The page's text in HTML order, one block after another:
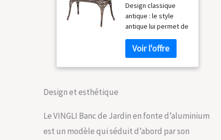
avec Cadre en
Fonte
d'aluminium
pour 2
Personnes 96,5
cm
Design classique
antique : le style
antique lui permet de
quel jardin ou
maison, trois motifs
floraux ronds
offre une expérience
d'assise confortable,
Design et esthétique
Le VINGLI Banc de Jardin en fonte d’aluminium
est un modèle qui séduit d’abord par son